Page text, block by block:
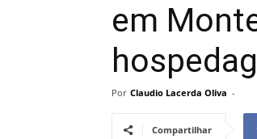
em
Por Claudio Lacerda Oliva -
Compartilhar